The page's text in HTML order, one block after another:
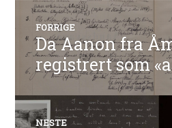
FORRIGE
Forrige
innlegg:
Da Aanon fra
registrert som
NESTE